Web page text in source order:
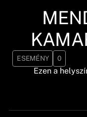
ESEMÉNY 0
Ezen a